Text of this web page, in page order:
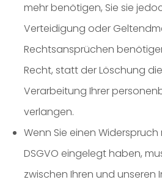
mehr benötigen, Sie sie
Verteidigung oder
Rechtsansprüchen
Recht, statt der Löschung
Verarbeitung Ihrer
verlangen.
Wenn Sie einen Widerspruch
DSGVO eingelegt haben,
zwischen Ihren und unseren